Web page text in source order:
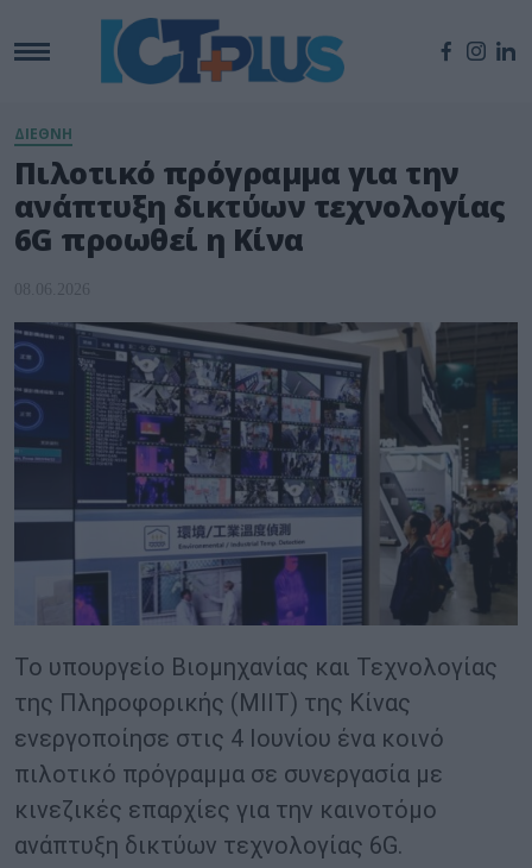
ΔΙΕΘΝΗ
Πιλοτικό πρόγραμμα για την
ανάπτυξη δικτύων τεχνολογίας
6G προωθεί η Κίνα
08.06.2026
Το υπουργείο Βιομηχανίας και Τεχνολογίας
της Πληροφορικής (MIIT) της Κίνας
ενεργοποίησε στις 4 Ιουνίου ένα κοινό
πιλοτικό πρόγραμμα σε συνεργασία με
κινεζικές επαρχίες για την καινοτόμο
ανάπτυξη δικτύων τεχνολογίας 6G.